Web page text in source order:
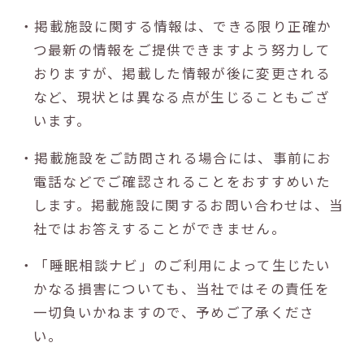
・掲載施設に関する情報は、できる限り正確か
つ最新の情報をご提供できますよう努力して
おりますが、掲載した情報が後に変更される
など、現状とは異なる点が生じることもござ
います。
・掲載施設をご訪問される場合には、事前にお
電話などでご確認されることをおすすめいた
します。掲載施設に関するお問い合わせは、当
社ではお答えすることができません。
・「睡眠相談ナビ」のご利用によって生じたい
かなる損害についても、当社ではその責任を
一切負いかねますので、予めご了承くださ
い。